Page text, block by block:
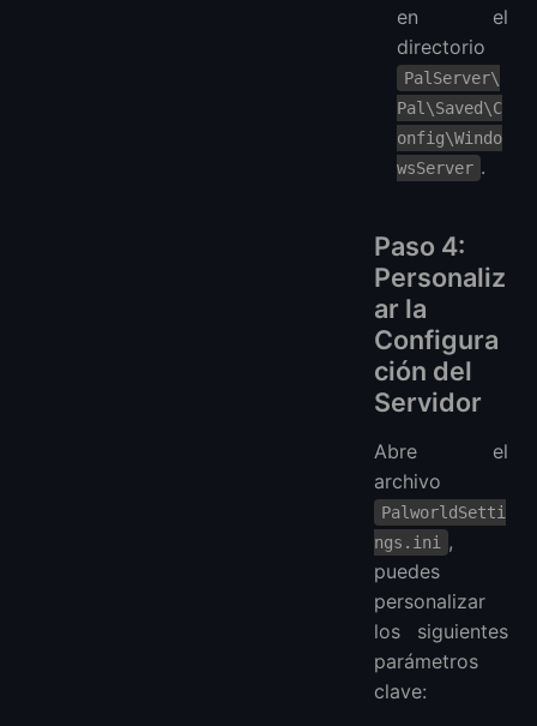
en el
directorio
PalServer\
Pal\Saved\C
onfig\Windo
wsServer .
Paso 4:
Personaliz
ar la
Configura
ción del
Servidor
Abre el
archivo
PalworldSetti
ngs.ini
,
puedes
personalizar
los siguientes
parámetros
clave: